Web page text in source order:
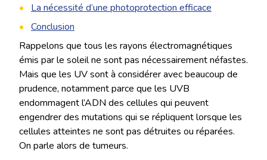
La nécessité d’une photoprotection efficace
Conclusion
Rappelons que tous les rayons électromagnétiques
émis par le soleil ne sont pas nécessairement néfastes.
Mais que les UV sont à considérer avec beaucoup de
prudence, notamment parce que les UVB
endommagent l’ADN des cellules qui peuvent
engendrer des mutations qui se répliquent lorsque les
cellules atteintes ne sont pas détruites ou réparées.
On parle alors de tumeurs.